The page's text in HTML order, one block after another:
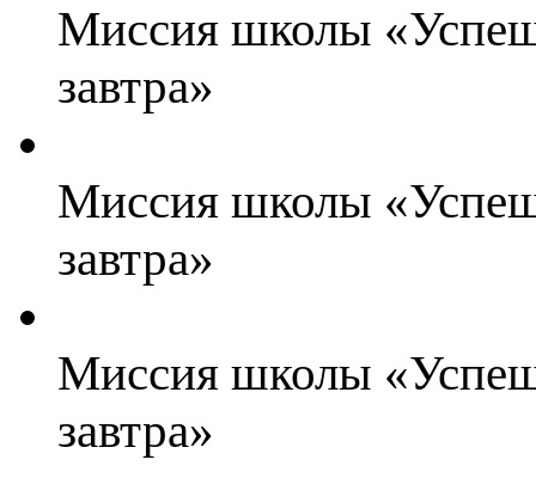
Миссия школы
завтра»
Миссия школы
завтра»
Миссия школы
завтра»